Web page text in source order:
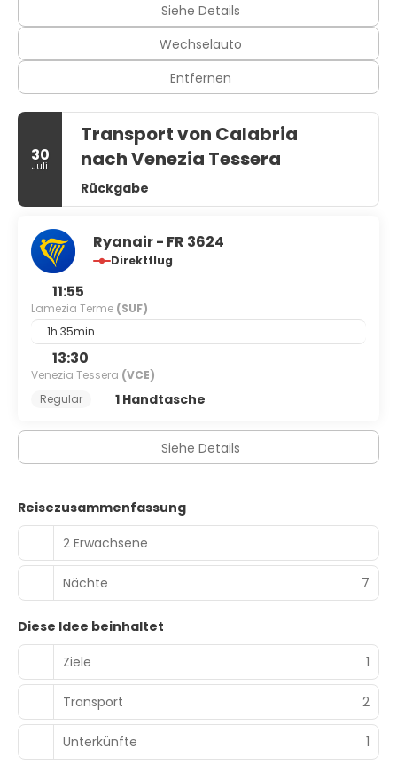
Zum Angebot gehören ein Textilreinigungsservice, eine
rund um die Uhr besetzte Rezeption und mehrsprachiges
Personal. Der Flughafentransfer (rund um die Uhr) ist
kostenpflichtig; außerdem gibt es vor Ort Folgendes:
Parken ohne Service (kostenlos).
Siehe Details
Wechselauto
Entfernen
30
Juli
Transport von Calabria
nach Venezia Tessera
Rückgabe
Ryanair - FR 3624
Direktflug
11:55
Lamezia Terme (SUF)
1h 35min
13:30
Venezia Tessera (VCE)
Regular
1 Handtasche
Siehe Details
Reisezusammenfassung
2 Erwachsene
Nächte 7
Diese Idee beinhaltet
Ziele
1
Transport 2
Unterkünfte 1